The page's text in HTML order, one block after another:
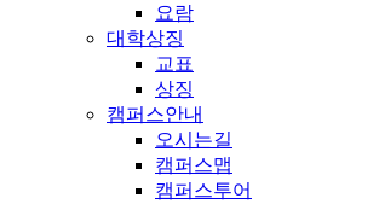
요람
대학상징
교표
상징
캠퍼스안내
오시는길
캠퍼스맵
캠퍼스투어